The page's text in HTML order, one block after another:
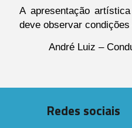
A apresentação
deve observar condições
André Luiz –
Redes sociais